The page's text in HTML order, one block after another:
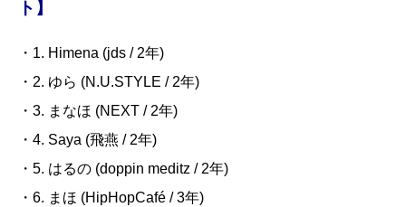
ト】
・1. Himena (jds / 2年)
・2. ゆら (N.U.STYLE / 2年)
・3. まなほ (NEXT / 2年)
・4. Saya (飛燕 / 2年)
・5. はるの (doppin meditz / 2年)
・6. まほ (HipHopCafé / 3年)